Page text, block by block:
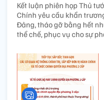
Kết luận phiên họp Thủ
Chính yêu cầu khẩn
Đảng, tháo gỡ bằng hết
thể chế, phục vụ cho sự